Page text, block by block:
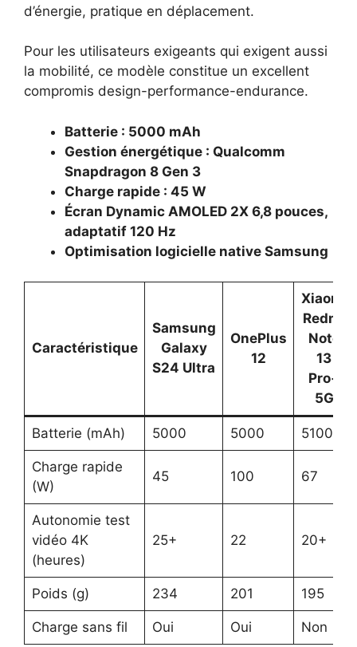
d’énergie, pratique en déplacement.
Pour les utilisateurs exigeants qui exigent aussi
la mobilité, ce modèle constitue un excellent
compromis design-performance-endurance.
Batterie : 5000 mAh
Gestion énergétique : Qualcomm
Snapdragon 8 Gen 3
Charge rapide : 45 W
Écran Dynamic AMOLED 2X 6,8 pouces,
adaptatif 120 Hz
Optimisation logicielle native Samsung
Caractéristique
Samsung
Galaxy
S24 Ultra
OnePlus
12
Xiaomi
Redmi
Note
13
Pro+
5G
Batterie (mAh) 5000 5000 5100
Charge rapide
(W)
45 100 67
Autonomie test
vidéo 4K
(heures)
25+ 22 20+
Poids (g) 234 201 195
Charge sans fil Oui Oui Non